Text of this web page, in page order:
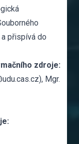
přispívá do
zdroje:
Mgr.